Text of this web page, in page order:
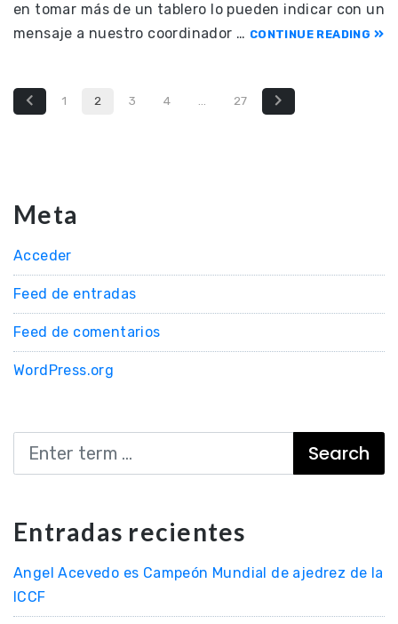
en tomar más de un tablero lo pueden indicar con un
mensaje a nuestro coordinador … CONTINUE READING
1 2 3 4 … 27
Meta
Acceder
Feed de entradas
Feed de comentarios
WordPress.org
Search
Entradas recientes
Angel Acevedo es Campeón Mundial de ajedrez de la
ICCF